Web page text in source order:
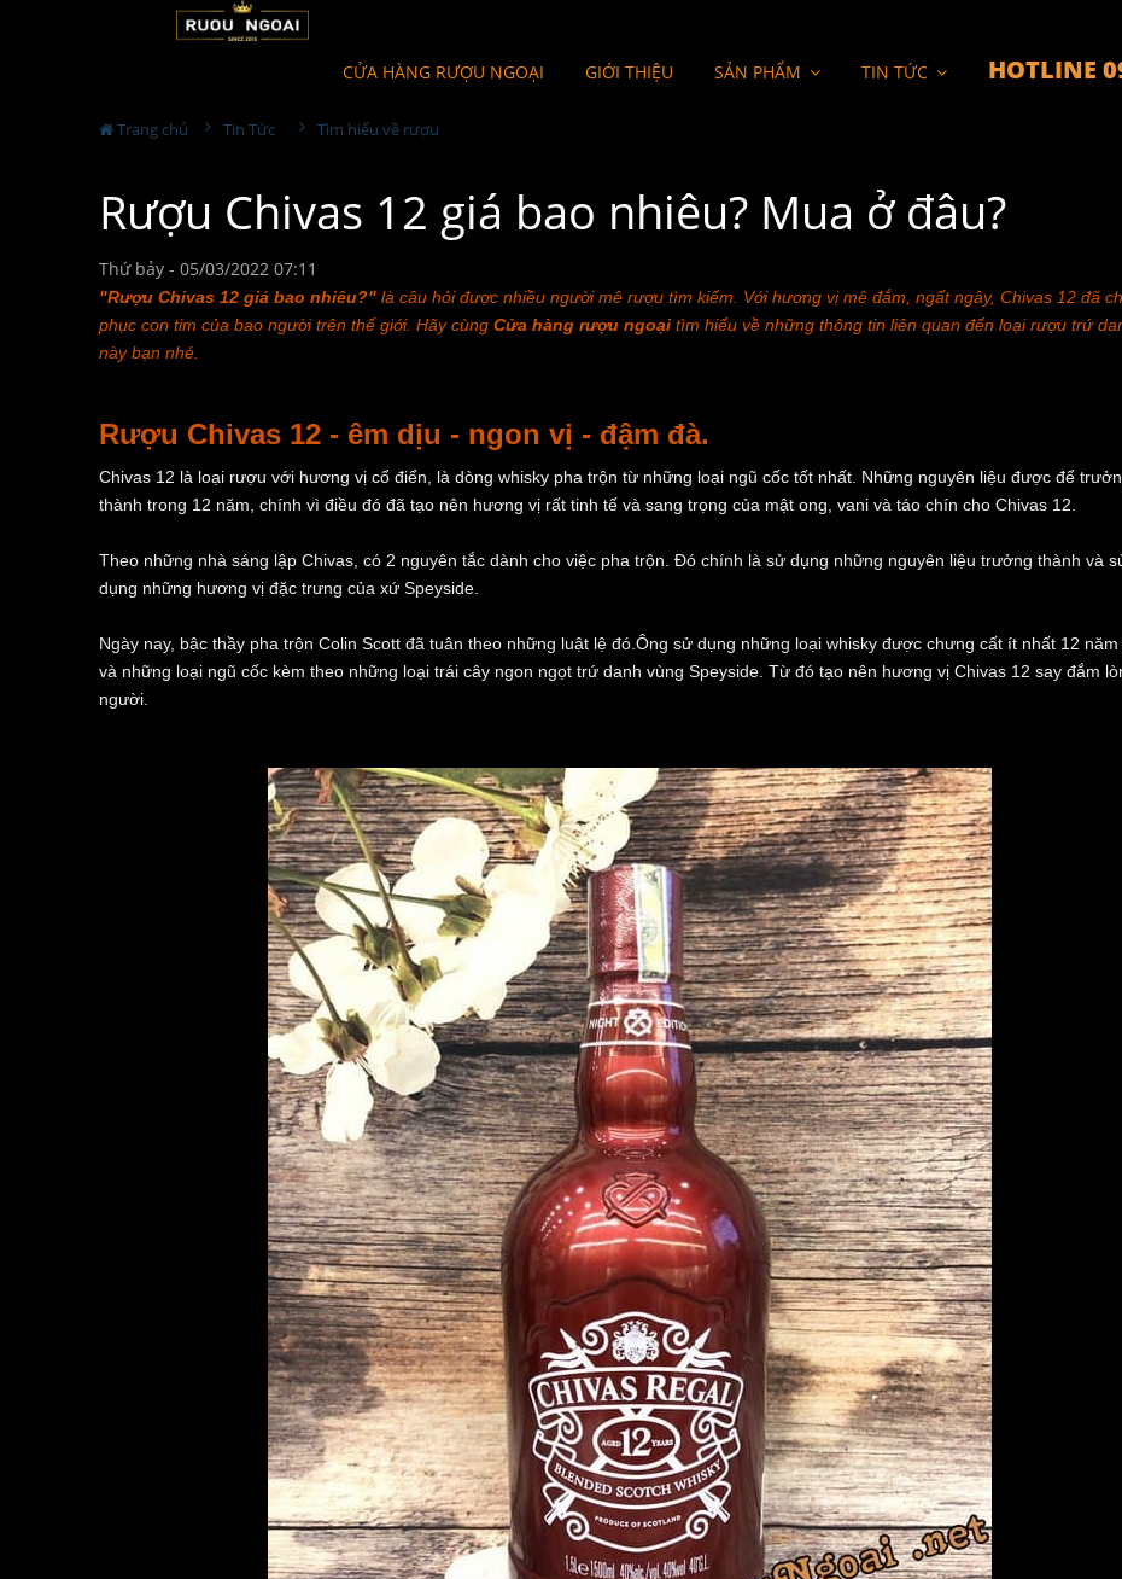
CỬA HÀNG RƯỢU NGOẠI GIỚI THIỆU SẢN PHẨM TIN TỨC HOTLINE
Trang chủ Tin Tức Tìm hiểu về rượu
Rượu Chivas 12 giá bao nhiêu? Mua ở đâu?
Thứ bảy - 05/03/2022 07:11
"Rượu Chivas 12 giá bao nhiêu?" là câu hỏi được nhiều người mê rượu tìm kiếm. Với hương vị mê đắm, ngất ngây, Chivas 12 đã
phục con tim của bao người trên thế giới. Hãy cùng Cửa hàng rượu ngoại tìm hiểu về những thông tin liên quan đến loại rượu trứ
này bạn nhé.
Rượu Chivas 12 - êm dịu - ngon vị - đậm đà.
Chivas 12 là loại rượu với hương vị cổ điển, là dòng whisky pha trộn từ những loại ngũ cốc tốt nhất. Những nguyên liệu được để
thành trong 12 năm, chính vì điều đó đã tạo nên hương vị rất tinh tế và sang trọng của mật ong, vani và táo chín cho Chivas 12.
Theo những nhà sáng lập Chivas, có 2 nguyên tắc dành cho việc pha trộn. Đó chính là sử dụng những nguyên liệu trưởng thành và
dụng những hương vị đặc trưng của xứ Speyside.
Ngày nay, bậc thầy pha trộn Colin Scott đã tuân theo những luật lệ đó.Ông sử dụng những loại whisky được chưng cất ít nhất 12 năm
và những loại ngũ cốc kèm theo những loại trái cây ngon ngọt trứ danh vùng Speyside. Từ đó tạo nên hương vị Chivas 12 say đắm
người.